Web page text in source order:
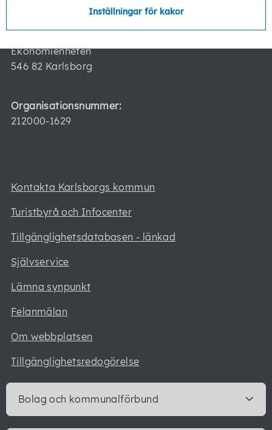
Ekonomienheten
546 82 Karlsborg
Organisationsnummer:
212000-1629
Kontakta Karlsborgs kommun
Turistbyrå och Infocenter
Tillgänglighetsdatabasen - länkad
Självservice
Lämna synpunkt
Felanmälan
Om webbplatsen
Tillgänglighetsredogörelse
Bolag och kommunalförbund
Inställningar för kakor